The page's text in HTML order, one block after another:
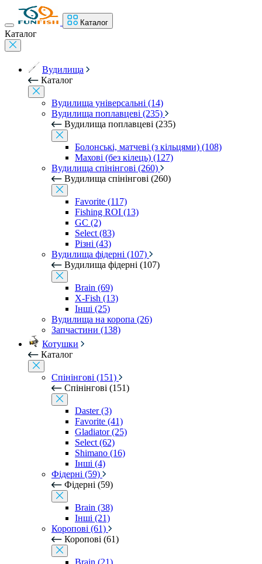
Каталог
Каталог
Вудилища
Каталог
Вудилища універсальні (14)
Вудилища поплавцеві (235)
Вудилища поплавцеві (235)
Болонські, матчеві (з кільцями) (108)
Махові (без кілець) (127)
Вудилища спінінгові (260)
Вудилища спінінгові (260)
Favorite (117)
Fishing ROI (13)
GC (2)
Select (83)
Різні (43)
Вудилища фідерні (107)
Вудилища фідерні (107)
Brain (69)
X-Fish (13)
Інші (25)
Вудилища на коропа (26)
Запчастини (138)
Котушки
Каталог
Спінінгові (151)
Спінінгові (151)
Daster (3)
Favorite (41)
Gladiator (25)
Select (62)
Shimano (16)
Інші (4)
Фідерні (59)
Фідерні (59)
Brain (38)
Інші (21)
Коропові (61)
Коропові (61)
Brain (21)